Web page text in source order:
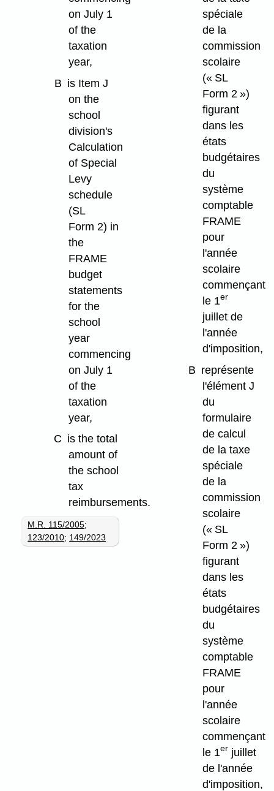
on July 1
of the
taxation
year,
B is Item J
on the
school
division's
Calculation
of Special
Levy
schedule
(SL
Form 2) in
the
FRAME
budget
statements
for the
school
year
commencing
on July 1
of the
taxation
year,
C is the total
amount of
the school
tax
reimbursements.
M.R. 115/2005;
123/2010; 149/2023
spéciale
de la
commission
scolaire
(« SL
Form 2 »)
figurant
dans les
états
budgétaires
du
système
comptable
FRAME
pour
l'année
scolaire
commençant
le 1er
juillet de
l'année
d'imposition,
B représente
l'élément J
du
formulaire
de calcul
de la taxe
spéciale
de la
commission
scolaire
(« SL
Form 2 »)
figurant
dans les
états
budgétaires
du
système
comptable
FRAME
pour
l'année
scolaire
commençant
le 1er juillet
de l'année
d'imposition,